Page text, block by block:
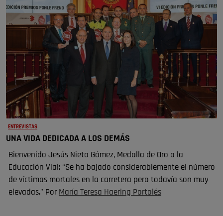
ENTREVISTAS
UNA VIDA DEDICADA A LOS DEMÁS
Bienvenido Jesús Nieto Gómez, Medalla de Oro a la
Educación Vial: “Se ha bajado considerablemente el número
de víctimas mortales en la carretera pero todavía son muy
elevadas.” Por María Teresa Haering Portolés